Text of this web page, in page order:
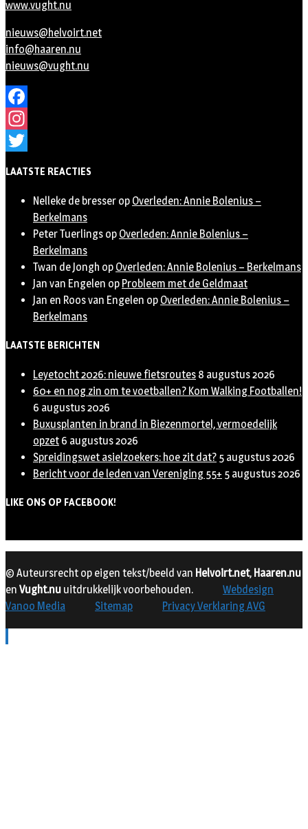
www.vught.nu
nieuws@helvoirt.net
info@haaren.nu
nieuws@vught.nu
Facebook
Instagram
LAATSTE REACTIES
Nelleke de bresser op Overleden: Annie Bolenius –
Berkelmans
Peter Tuerlings op Overleden: Annie Bolenius –
Berkelmans
Twan de Jongh op Overleden: Annie Bolenius – Berkelmans
Jan van Engelen op Probleem met de Geldmaat
Jan en Roos van Engelen op Overleden: Annie Bolenius –
Berkelmans
LAATSTE BERICHTEN
Leyetocht 2026: nieuwe fietsroutes 8 augustus 2026
60+ en nog zin om te voetballen? Kom Walking Footballen!
6 augustus 2026
Buxusplanten in brand in Biezenmortel, vermoedelijk
opzet 6 augustus 2026
Spreidingswet asielzoekers: hoe zit dat? 5 augustus 2026
Bericht voor de leden van Vereniging 55+ 5 augustus 2026
LIKE ONS OP FACEBOOK!
© Auteursrecht op eigen tekst/beeld van Helvoirt.net, Haaren.nu
en Vught.nu uitdrukkelijk voorbehouden.
Webdesign
Vanoo Media
Sitemap Privacy Verklaring AVG